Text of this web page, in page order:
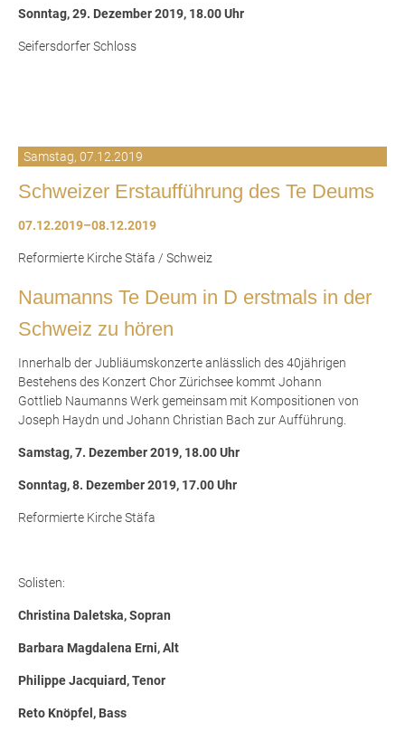
Sonntag, 29. Dezember 2019, 18.00 Uhr
Seifersdorfer Schloss
Samstag, 07.12.2019
Schweizer Erstaufführung des Te Deums
07.12.2019–08.12.2019
Reformierte Kirche Stäfa / Schweiz
Naumanns Te Deum in D erstmals in der
Schweiz zu hören
Innerhalb der Jubliäumskonzerte anlässlich des 40jährigen
Bestehens des Konzert Chor Zürichsee kommt Johann
Gottlieb Naumanns Werk gemeinsam mit Kompositionen von
Joseph Haydn und Johann Christian Bach zur Aufführung.
Samstag, 7. Dezember 2019, 18.00 Uhr
Sonntag, 8. Dezember 2019, 17.00 Uhr
Reformierte Kirche Stäfa
Solisten:
Christina Daletska, Sopran
Barbara Magdalena Erni, Alt
Philippe Jacquiard, Tenor
Reto Knöpfel, Bass